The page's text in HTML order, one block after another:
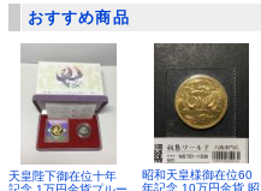
おすすめ商品
天皇陛下御在位十年
昭和天皇様御在位60
年記念 10万円金貨 昭